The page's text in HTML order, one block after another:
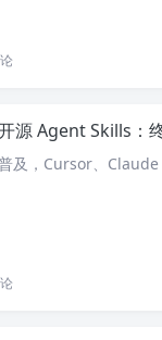
Agent Skills：终结 AI 编
及，Cursor、